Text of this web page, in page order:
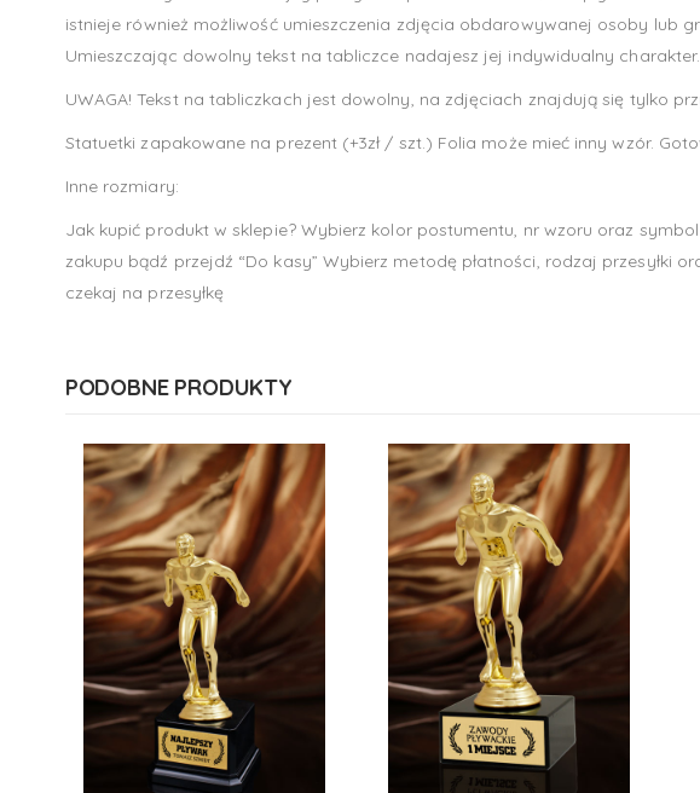
istnieje również możliwość umieszczenia zdjęcia obdarowywanej osoby lub
Umieszczając dowolny tekst na tabliczce nadajesz jej indywidualny charakter.
UWAGA! Tekst na tabliczkach jest dowolny, na zdjęciach znajdują się tylko
Statuetki zapakowane na prezent (+3zł / szt.) Folia może mieć inny wzór.
Inne rozmiary:
Jak kupić produkt w sklepie? Wybierz kolor postumentu, nr wzoru oraz
zakupu bądź przejdź “Do kasy” Wybierz metodę płatności, rodzaj przesyłki
czekaj na przesyłkę
PODOBNE PRODUKTY